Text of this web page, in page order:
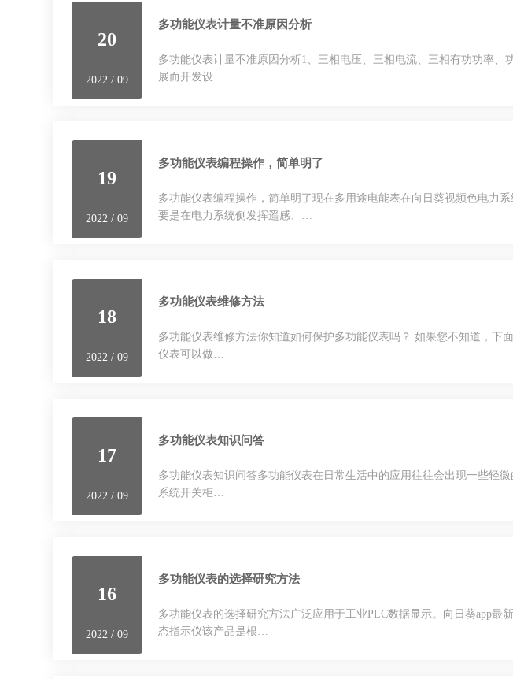
20
2022 / 09
多功能仪表计量不准原因分析
多功能仪表计量不准原因分析1、三相电压、三相电流、三相有功功
展而开发设…
19
2022 / 09
多功能仪表编程操作，简单明了
多功能仪表编程操作，简单明了现在多用途电能表在向日葵视频色电力
要是在电力系统侧发挥遥感、…
18
2022 / 09
多功能仪表维修方法
多功能仪表维修方法你知道如何保护多功能仪表吗？ 如果您不知道，
仪表可以做…
17
2022 / 09
多功能仪表知识问答
多功能仪表知识问答多功能仪表在日常生活中的应用往往会出现一些轻微
系统开关柜…
16
2022 / 09
多功能仪表的选择研究方法
多功能仪表的选择研究方法广泛应用于工业PLC数据显示。向日葵app最
态指示仪该产品是根…